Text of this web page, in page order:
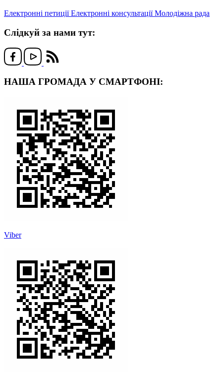
Електронні петиціїЕлектронні консультаціїМолодіжна рада
Слідкуй за нами тут:
НАША ГРОМАДА У СМАРТФОНІ:
Viber